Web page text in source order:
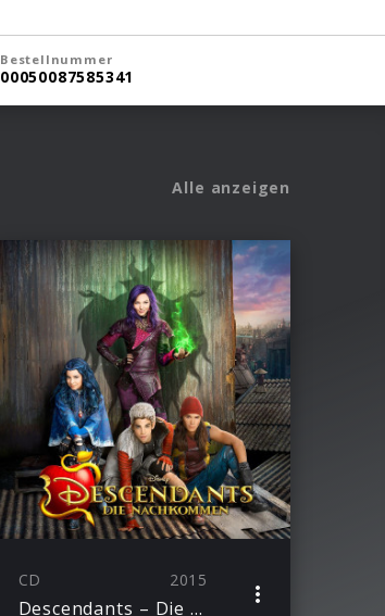
Bestellnummer
00050087585341
Alle anzeigen
CD 2015
Descendants – Die Nachkommen